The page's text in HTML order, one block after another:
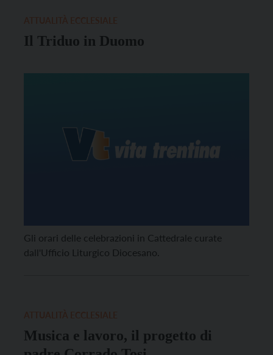
Il Triduo in Duomo
Gli orari delle celebrazioni in Cattedrale curate
dall'Ufficio Liturgico Diocesano.
Musica e lavoro, il progetto di